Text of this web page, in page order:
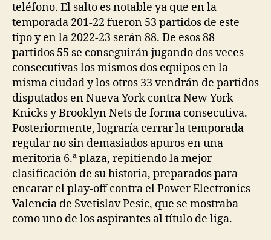
teléfono. El salto es notable ya que en la
temporada 201-22 fueron 53 partidos de este
tipo y en la 2022-23 serán 88. De esos 88
partidos 55 se conseguirán jugando dos veces
consecutivas los mismos dos equipos en la
misma ciudad y los otros 33 vendrán de partidos
disputados en Nueva York contra New York
Knicks y Brooklyn Nets de forma consecutiva.
Posteriormente, lograría cerrar la temporada
regular no sin demasiados apuros en una
meritoria 6.ª plaza, repitiendo la mejor
clasificación de su historia, preparados para
encarar el play-off contra el Power Electronics
Valencia de Svetislav Pesic, que se mostraba
como uno de los aspirantes al título de liga.